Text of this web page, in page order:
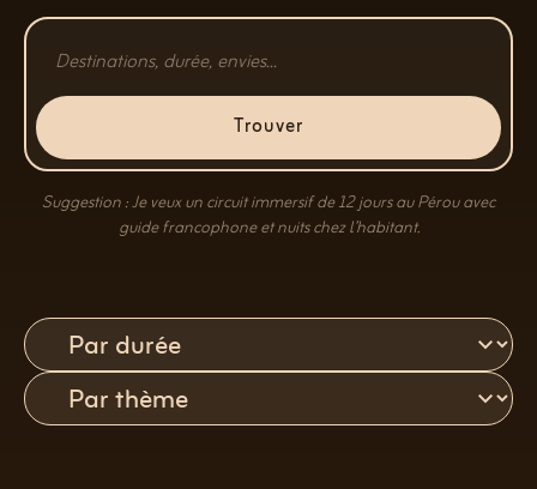
Trouver
Suggestion : Je veux un circuit immersif de 12 jours au Pérou avec
guide francophone et nuits chez l’habitant.